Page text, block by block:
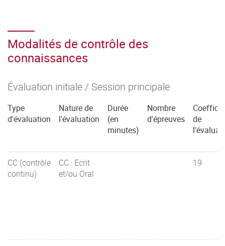
Modalités de contrôle des
connaissances
Évaluation initiale / Session principale
Type
d'évaluation
Nature de
l'évaluation
Durée
(en
minutes)
Nombre
d'épreuves
de
CC (contrôle
continu)
CC : Ecrit
et/ou Oral
19